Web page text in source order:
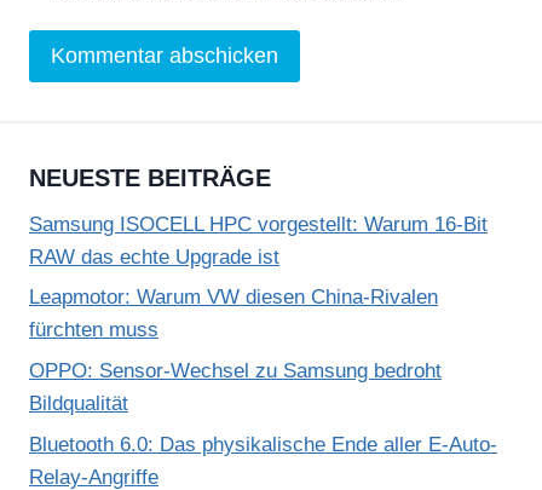
NEUESTE BEITRÄGE
Samsung ISOCELL HPC vorgestellt: Warum 16-Bit
RAW das echte Upgrade ist
Leapmotor: Warum VW diesen China-Rivalen
fürchten muss
OPPO: Sensor-Wechsel zu Samsung bedroht
Bildqualität
Bluetooth 6.0: Das physikalische Ende aller E-Auto-
Relay-Angriffe